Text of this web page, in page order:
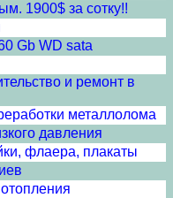
1900$ за сотку!!
Gb WD sata
и ремонт в
металлолома
давления
флаера, плакаты